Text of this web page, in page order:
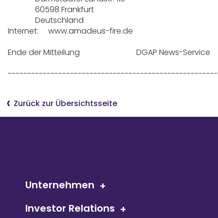
              60598 Frankfurt
              Deutschland
Internet:     www.amadeus-fire.de
Ende der Mitteilung                             DGAP News-Service
Zurück zur Übersichtsseite
Unternehmen
Investor Relations